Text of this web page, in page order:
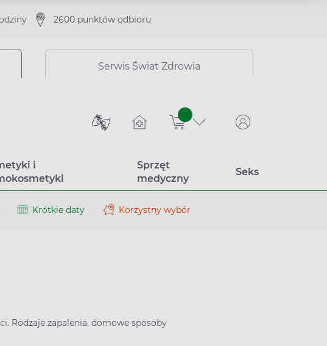
2600 punktów odbioru
Serwis Świat Zdrowia
sztuk
i
Sprzęt
medyczny
Seks
Krótkie daty Korzystny wybór
Rodzaje zapalenia, domowe sposoby